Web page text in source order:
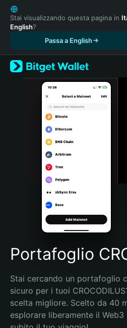
English
日本語
Tiếng Việt
Español (Latinoamérica)
Türkçe
Italiano
Português (Portugal)
Bahasa Indonesia
Português (Brasil)
Español (Argentina)
Stai visualizzando questa pagina in
English?
Passa a English
Portafoglio
Stai cercando un portafoglio
sicuro per i tuoi
scelta migliore. Scelto da 40
esplorare liberamente il